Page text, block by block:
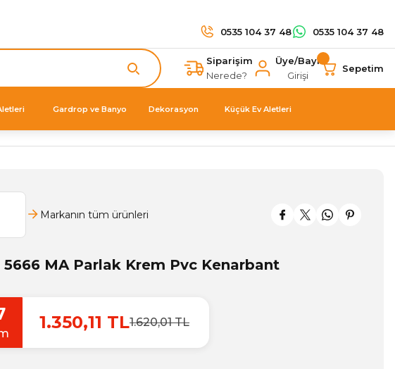
0535 104 37 48 0535 104 37 48
Siparişim
Nerede?
Üye/Bayi
Girişi
Sepetim
Gardrop ve Banyo Dekorasyon Küçük Ev Aletleri
Markanın tüm ürünleri
5666 MA Parlak Krem Pvc Kenarbant
1.350,11 TL1.620,01 TL